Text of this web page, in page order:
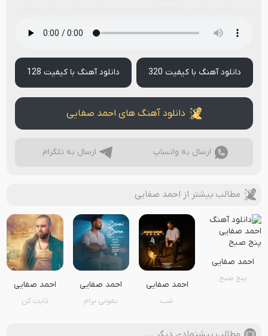
دانلود آهنگ با کیفیت 320 دانلود آهنگ با کیفیت 128
دانلود آهنگ های احمد صفایی
ارسال به واتساپ ارسال به تلگرام
مطالب بیشتر از احمد صفایی
احمد صفایی
پنج صبح
احمد صفایی
شب
احمد صفایی
بمونی برام
احمد صفایی
ثابت کن